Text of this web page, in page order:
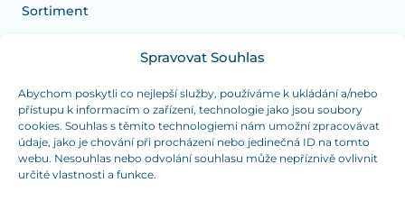
Spravovat Souhlas
Abychom poskytli co nejlepší služby, používáme k ukládání a/nebo
přístupu k informacím o zařízení, technologie jako jsou soubory
cookies. Souhlas s těmito technologiemi nám umožní zpracovávat
údaje, jako je chování při procházení nebo jedinečná ID na tomto
webu. Nesouhlas nebo odvolání souhlasu může nepříznivě ovlivnit
určité vlastnosti a funkce.
Sortiment
Potrebujete poradiť s výberom?
Sme tu pre vás Pondelok-Štvrtok od: 7:30 - 15:30 hod
a Piatok od 7:30 - 14:30 hod
duranplast@duranplast.sk +421 0905 780 862